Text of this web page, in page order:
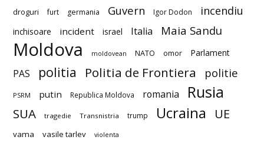
droguri furt germania Guvern Igor Dodon incendiu
inchisoare incident israel Italia Maia Sandu
Moldova moldovean NATO omor Parlament
PAS politia Politia de Frontiera politie
PSRM putin Republica Moldova romania Rusia
SUA tragedie Transnistria trump Ucraina UE
vama vasile tarlev violenta